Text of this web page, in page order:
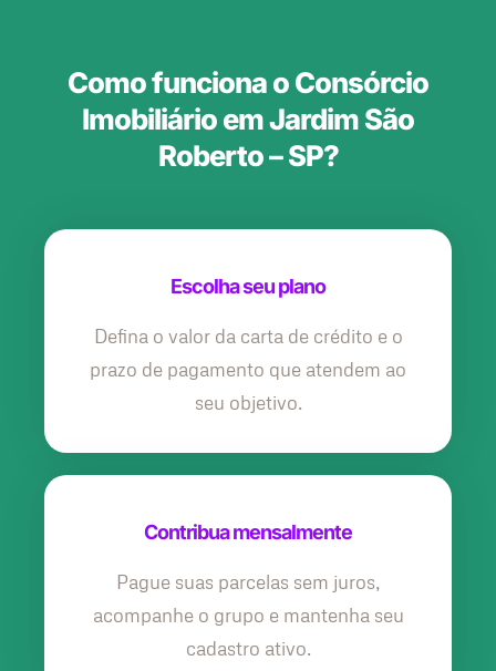
Como funciona o Consórcio
Imobiliário em Jardim São
Roberto – SP?
Escolha seu plano
Defina o valor da carta de crédito e o
prazo de pagamento que atendem ao
seu objetivo.
Contribua mensalmente
Pague suas parcelas sem juros,
acompanhe o grupo e mantenha seu
cadastro ativo.